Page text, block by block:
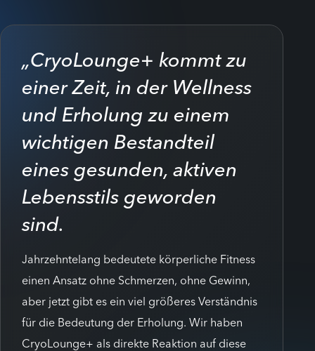
„CryoLounge+ kommt zu
einer Zeit, in der Wellness
und Erholung zu einem
wichtigen Bestandteil
eines gesunden, aktiven
Lebensstils geworden
sind.
Jahrzehntelang bedeutete körperliche Fitness
einen Ansatz ohne Schmerzen, ohne Gewinn,
aber jetzt gibt es ein viel größeres Verständnis
für die Bedeutung der Erholung. Wir haben
CryoLounge+ als direkte Reaktion auf diese